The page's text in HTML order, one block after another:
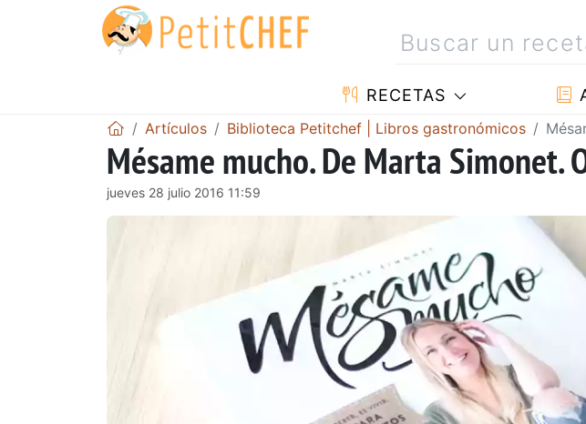
RECETAS
Artículos Biblioteca Petitchef | Libros gastronómicos
Mésame mucho. De Marta Simonet.
jueves 28 julio 2016 11:59